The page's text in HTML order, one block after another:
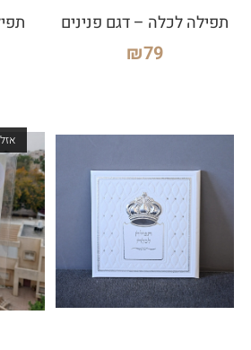
תפילה לכלה – דגם פנינים
₪79